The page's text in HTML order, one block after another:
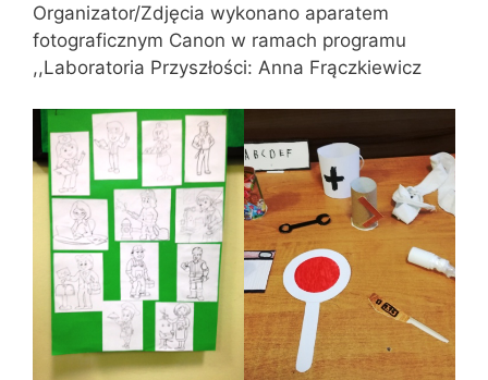
Organizator/Zdjęcia wykonano aparatem
fotograficznym Canon w ramach programu
,,Laboratoria Przyszłości: Anna Frączkiewicz